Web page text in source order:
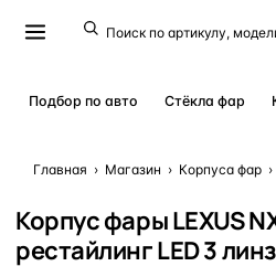
Подбор по авто Стёкла фар
Главная › Магазин › Корпуса фар ›
Корпус фары LEXUS
рестайлинг LED 3